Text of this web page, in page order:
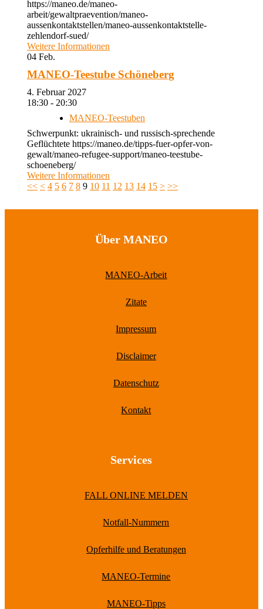
https://maneo.de/maneo-
arbeit/gewaltpraevention/maneo-
aussenkontaktstellen/maneo-aussenkontaktstelle-
zehlendorf-sued/
Weitere Informationen
04 Feb.
MANEO-Teestube Schöneberg
4. Februar 2027
18:30 - 20:30
MANEO-Teestuben
Schwerpunkt: ukrainisch- und russisch-sprechende
Geflüchtete https://maneo.de/tipps-fuer-opfer-von-
gewalt/maneo-refugee-support/maneo-teestube-
schoeneberg/
Weitere Informationen
<< < 4 5 6 7 8 9 10 11 12 13 14 15 > >>
Über MANEO
MANEO-Arbeit
Zitate
Impressum
Disclaimer
Datenschutz
Kontakt
Services
FALL ONLINE MELDEN
Notfall-Nummern
Opferhilfe und Beratungen
MANEO-Termine
MANEO-Tipps